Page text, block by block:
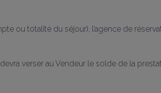
ou totalité du séjour), l’agence de
verser au Vendeur le solde de la